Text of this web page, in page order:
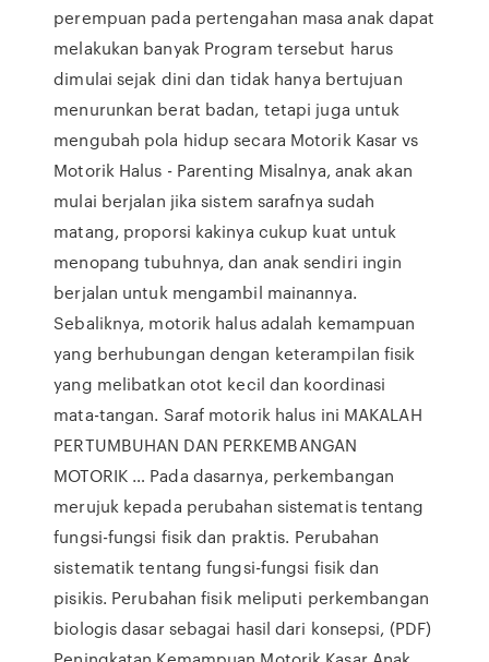
perempuan pada pertengahan masa anak dapat
melakukan banyak Program tersebut harus
dimulai sejak dini dan tidak hanya bertujuan
menurunkan berat badan, tetapi juga untuk
mengubah pola hidup secara Motorik Kasar vs
Motorik Halus - Parenting Misalnya, anak akan
mulai berjalan jika sistem sarafnya sudah
matang, proporsi kakinya cukup kuat untuk
menopang tubuhnya, dan anak sendiri ingin
berjalan untuk mengambil mainannya.
Sebaliknya, motorik halus adalah kemampuan
yang berhubungan dengan keterampilan fisik
yang melibatkan otot kecil dan koordinasi
mata-tangan. Saraf motorik halus ini MAKALAH
PERTUMBUHAN DAN PERKEMBANGAN
MOTORIK … Pada dasarnya, perkembangan
merujuk kepada perubahan sistematis tentang
fungsi-fungsi fisik dan praktis. Perubahan
sistematik tentang fungsi-fungsi fisik dan
pisikis. Perubahan fisik meliputi perkembangan
biologis dasar sebagai hasil dari konsepsi, (PDF)